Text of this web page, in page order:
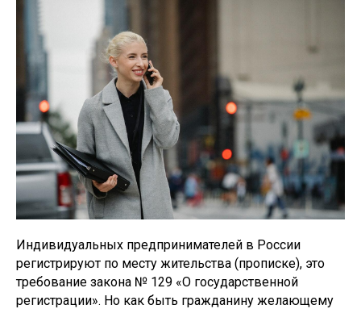
Индивидуальных предпринимателей в России
регистрируют по месту жительства (прописке), это
требование закона № 129 «О государственной
регистрации». Но как быть гражданину желающему